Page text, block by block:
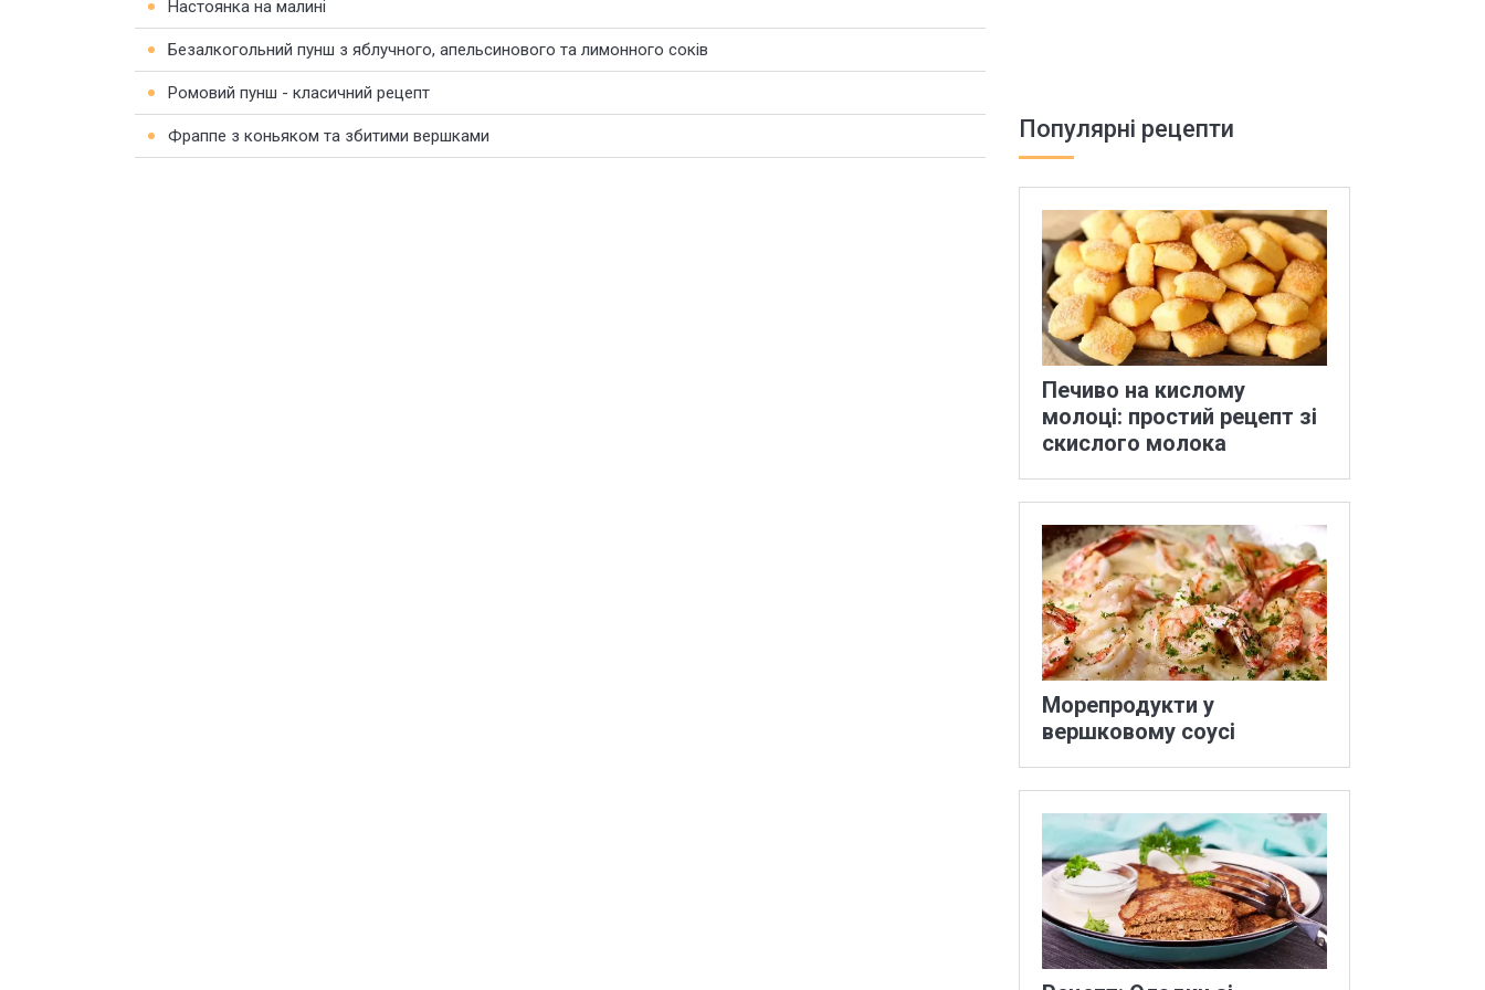
Настоянка на малині
Безалкогольний пунш з яблучного, апельсинового та лимонного соків
Ромовий пунш - класичний рецепт
Фраппе з коньяком та збитими вершками Популярні рецепти
Печиво на кислому
молоці: простий рецепт зі
скислого молока
Морепродукти у
вершковому соусі